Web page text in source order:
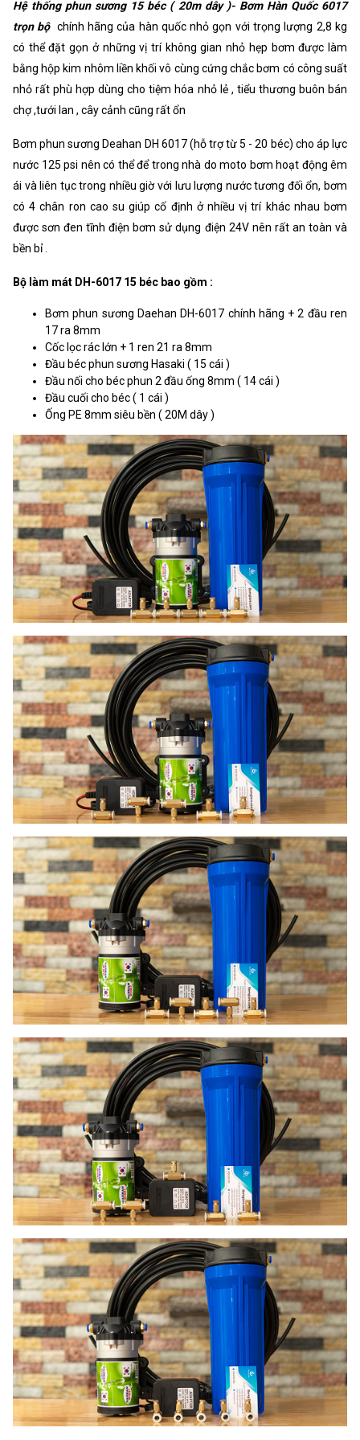
Hệ thống phun sương 15 béc ( 20m dây )- Bơm Hàn Quốc 6017
trọn bộ chính hãng của hàn quốc nhỏ gọn với trọng lượng 2,8 kg
có thể đặt gọn ở những vị trí không gian nhỏ hẹp bơm được làm
bằng hộp kim nhôm liền khối vô cùng cứng chắc bơm có công suất
nhỏ rất phù hợp dùng cho tiệm hóa nhỏ lẻ , tiểu thương buôn bán
chợ ,tưới lan , cây cảnh cũng rất ổn
Bơm phun sương Deahan DH 6017 (hỗ trợ từ 5 - 20 béc) cho áp lực
nước 125 psi nên có thể để trong nhà do moto bơm hoạt động êm
ái và liên tục trong nhiều giờ với lưu lượng nước tương đối ổn, bơm
có 4 chân ron cao su giúp cố định ở nhiều vị trí khác nhau bơm
được sơn đen tĩnh điện bơm sử dụng điện 24V nên rất an toàn và
bền bỉ .
Bộ làm mát DH-6017 15 béc bao gồm :
Bơm phun sương Daehan DH-6017 chính hãng + 2 đầu ren
17 ra 8mm
Cốc lọc rác lớn + 1 ren 21 ra 8mm
Đầu béc phun sương Hasaki ( 15 cái )
Đầu nối cho béc phun 2 đầu ống 8mm ( 14 cái )
Đầu cuối cho béc ( 1 cái )
Ống PE 8mm siêu bền ( 20M dây )